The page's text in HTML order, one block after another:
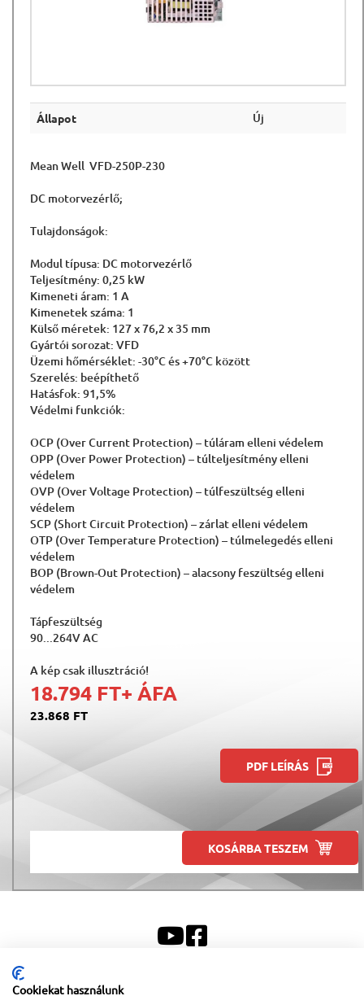
Állapot Új
Mean Well VFD-250P-230
DC motorvezérlő;
Tulajdonságok:
Modul típusa: DC motorvezérlő
Teljesítmény: 0,25 kW
Kimeneti áram: 1 A
Kimenetek száma: 1
Külső méretek: 127 x 76,2 x 35 mm
Gyártói sorozat: VFD
Üzemi hőmérséklet: -30°C és +70°C között
Szerelés: beépíthető
Hatásfok: 91,5%
Védelmi funkciók:
OCP (Over Current Protection) – túláram elleni védelem
OPP (Over Power Protection) – túlteljesítmény elleni
védelem
OVP (Over Voltage Protection) – túlfeszültség elleni
védelem
SCP (Short Circuit Protection) – zárlat elleni védelem
OTP (Over Temperature Protection) – túlmelegedés elleni
védelem
BOP (Brown-Out Protection) – alacsony feszültség elleni
védelem
Tápfeszültség
90...264V AC
A kép csak illusztráció!
18.794 FT+ ÁFA
23.868 FT
PDF LEÍRÁS
KOSÁRBA TESZEM
Cookiekat használunk